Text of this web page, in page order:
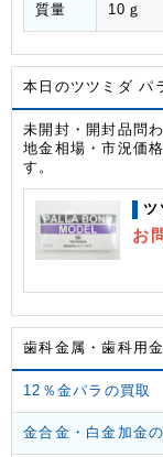
質量 10ｇ
本日のツツミダ パ
未開封・開封品問
地金相場・市況価
す。
ツ
お
歯科金属・歯科用
12％金パラの買取
金合金・白金加金